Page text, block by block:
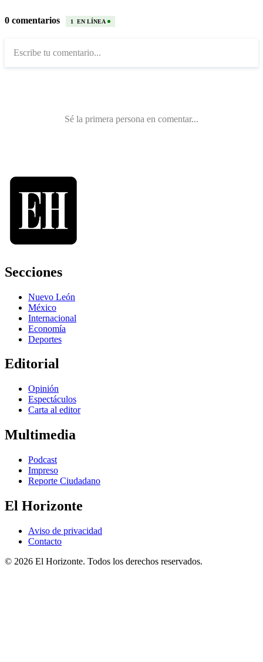
Secciones
Nuevo León
México
Internacional
Economía
Deportes
Editorial
Opinión
Espectáculos
Carta al editor
Multimedia
Podcast
Impreso
Reporte Ciudadano
El Horizonte
Aviso de privacidad
Contacto
© 2026 El Horizonte. Todos los derechos reservados.